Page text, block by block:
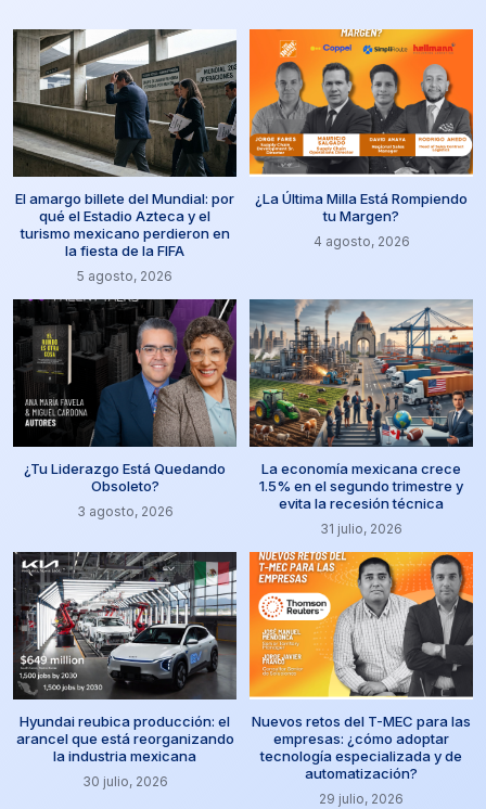
El amargo billete del Mundial: por
qué el Estadio Azteca y el
turismo mexicano perdieron en
la fiesta de la FIFA
5 agosto, 2026
¿La Última Milla Está Rompiendo
tu Margen?
4 agosto, 2026
¿Tu Liderazgo Está Quedando
Obsoleto?
3 agosto, 2026
La economía mexicana crece
1.5% en el segundo trimestre y
evita la recesión técnica
31 julio, 2026
Hyundai reubica producción: el
arancel que está reorganizando
la industria mexicana
30 julio, 2026
Nuevos retos del T-MEC para las
empresas: ¿cómo adoptar
tecnología especializada y de
automatización?
29 julio, 2026